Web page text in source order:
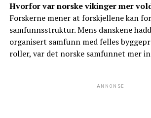
Hvorfor var norske vikinger mer
Forskerne mener at forskjellene kan
samfunnsstruktur. Mens danskene
organisert samfunn med felles
roller, var det norske samfunnet mer
ANNONSE